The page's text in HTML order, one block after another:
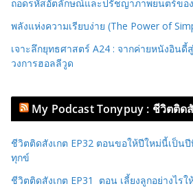
ถอดรหัสอัตลักษณ์และปรัชญาภาพยนตร์ขอ
พลังแห่งความเรียบง่าย (The Power of
เจาะลึกยุทธศาสตร์ A24 : จากค่ายหนังอิน
วงการฮอลลีวูด
My Podcast Tonypuy : ชีวิตติด
ชีวิตติดสังเกต EP32 ตอนขอให้ปีใหม่นี้เป็นปี
ทุกข์
ชีวิตติดสังเกต EP31 ตอน เลี้ยงลูกอย่างไรใ